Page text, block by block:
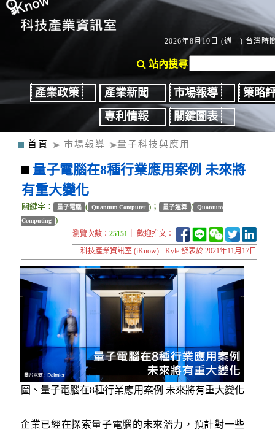
2026年8月10日 (週一) 台灣時
站內搜尋
產業政策 產業新聞 市場報導
策略
專利情報
關鍵圖表
首頁 市場報導 量子科技與應用
量子電腦在8種行業應用案例 未來將
有重大變化
關鍵字： 量子電腦 ( Quantum Computer )； 量子運算 ( Quantum
Computing )
瀏覽次數：25151 ｜ 歡迎推文：
科技產業資訊室 (iKnow) - Kyle 發表於 2021年11月17日
圖、量子電腦在8種行業應用案例 未來將有重大變化
企業已經在探索量子電腦的未來潛力，預計對一些